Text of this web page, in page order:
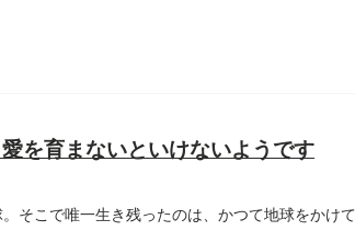
を育まないといけないようです
そこで唯一生き残ったのは、かつて地球をかけ